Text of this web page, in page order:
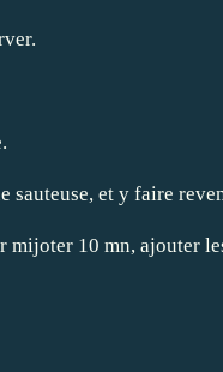
et y faire
10 mn, ajouter